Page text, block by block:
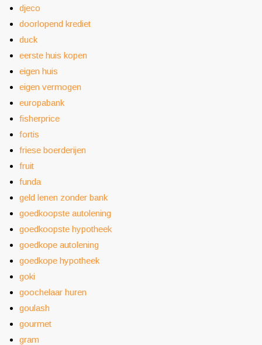
djeco
doorlopend krediet
duck
eerste huis kopen
eigen huis
eigen vermogen
europabank
fisherprice
fortis
friese boerderijen
fruit
funda
geld lenen zonder bank
goedkoopste autolening
goedkoopste hypotheek
goedkope autolening
goedkope hypotheek
goki
goochelaar huren
goulash
gourmet
gram